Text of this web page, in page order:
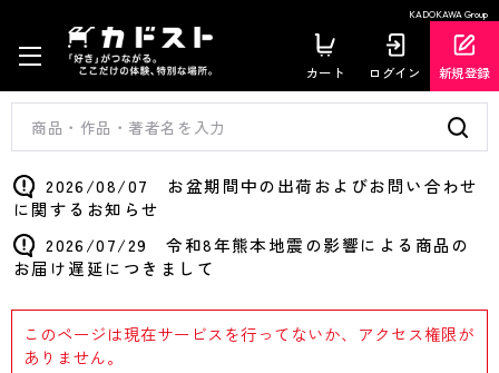
KADOKAWA Group
カート ログイン 新規登録
2026/08/07 お盆期間中の出荷およびお問い合わせ
に関するお知らせ
2026/07/29 令和8年熊本地震の影響による商品の
お届け遅延につきまして
このページは現在サービスを行ってないか、アクセス権限が
ありません。